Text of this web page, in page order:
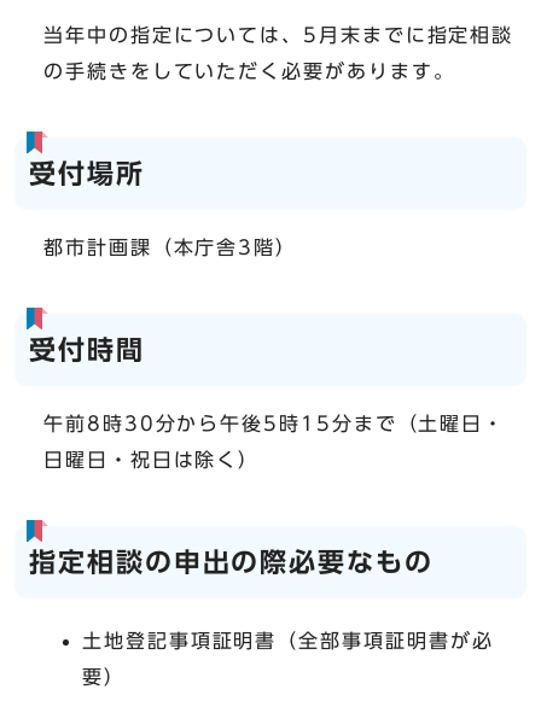
当年中の指定については、5月末までに指定相談
の手続きをしていただく必要があります。
受付場所
都市計画課（本庁舎3階）
受付時間
午前8時30分から午後5時15分まで（土曜日・
日曜日・祝日は除く）
指定相談の申出の際必要なもの
土地登記事項証明書（全部事項証明書が必
要）